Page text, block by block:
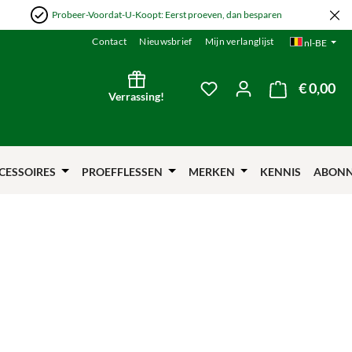
Probeer-Voordat-U-Koopt: Eerst proeven, dan besparen
Contact Nieuwsbrief Mijn verlanglijst nl-BE
Verrassing!
Je hebt 0 items op je
€ 0,00
PROEFFLESSEN MERKEN KENNIS